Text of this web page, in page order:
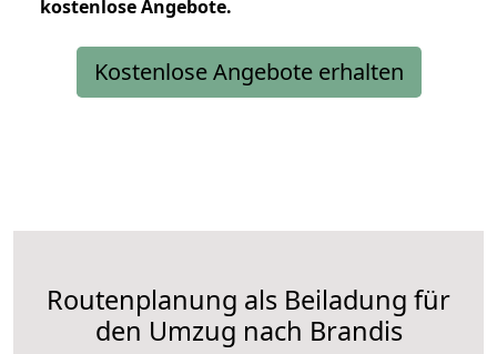
kostenloseAngebote.
Kostenlose Angebote erhalten
Routenplanung als Beiladung für
den Umzug nach Brandis